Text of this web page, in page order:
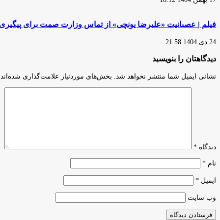
فیلم | عصبانیت «علیرضا یونچی» از تماس وزارت صمت برای
24 دی 1404 21:58
دیدگاهتان را بنویسید
نشانی ایمیل شما منتشر نخواهد شد. بخش‌های موردنیاز علامت‌گذاری شده‌اند
دیدگاه *
نام *
ایمیل *
وب‌ سایت